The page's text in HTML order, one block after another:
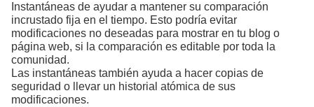
Instantáneas de ayudar a mantener su comparación
incrustado fija en el tiempo. Esto podría evitar
modificaciones no deseadas para mostrar en tu blog o
página web, si la comparación es editable por toda la
comunidad.
Las instantáneas también ayuda a hacer copias de
seguridad o llevar un historial atómica de sus
modificaciones.